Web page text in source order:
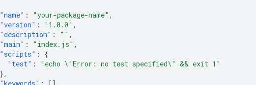
"name" : "your-package-name" ,
"version" : "1.0.0" ,
"description" : "" ,
"main" : "index.js" ,
"scripts" :
{
"test" :
"echo \"Error: no test specified\" && exit 1"
},